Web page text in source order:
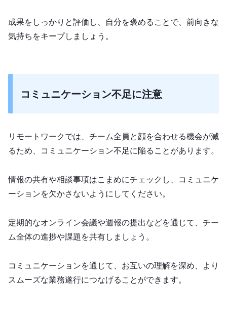
成果をしっかりと評価し、自分を褒めることで、前向きな
気持ちをキープしましょう。
コミュニケーション不足に注意
リモートワークでは、チーム全員と顔を合わせる機会が減
るため、コミュニケーション不足に陥ることがあります。
情報の共有や相談事項はこまめにチェックし、コミュニケ
ーションを欠かさないようにしてください。
定期的なオンライン会議や週報の提出などを通じて、チー
ム全体の進捗や課題を共有しましょう。
コミュニケーションを通じて、お互いの理解を深め、より
スムーズな業務遂行につなげることができます。